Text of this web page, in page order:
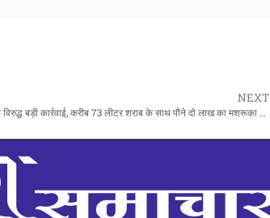
NEXT
शहपुरा पुलिस की अवैध शराब के विरुद्ध बड़ी कार्रवाई, करीब 73 लीटर शराब के साथ पौने दो लाख का मशरूका जप्त, 2 आरोपी गिरफ्तार